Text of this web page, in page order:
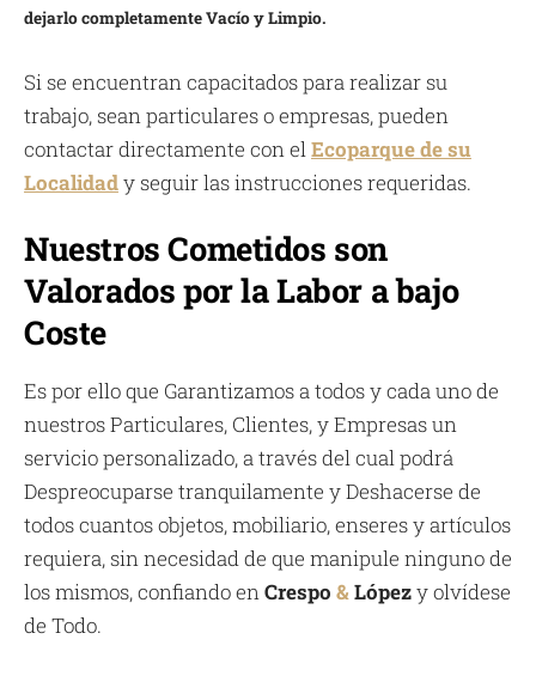
dejarlo completamente Vacío y Limpio.
Si se encuentran capacitados para realizar su
trabajo, sean particulares o empresas, pueden
contactar directamente con elEcoparque de su
Localidady seguir las instrucciones requeridas.
Nuestros Cometidos son
Valorados por la Labor a bajo
Coste
Es por ello que Garantizamos a todos y cada uno de
nuestros Particulares, Clientes, y Empresas un
servicio personalizado, a través del cual podrá
Despreocuparse tranquilamente y Deshacerse de
todos cuantos objetos, mobiliario, enseres y artículos
requiera, sin necesidad de que manipule ninguno de
los mismos, confiando enCrespo &Lópezy olvídese
de Todo.